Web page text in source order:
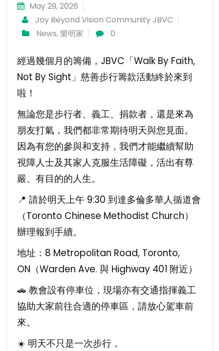
May 29, 2026
Joy Beyond Vision Community JBVC
News,樂明家 0
經過幾個月的籌備，JBVC「Walk By Faith,
Not By Sight」慈善步行籌款活動終於來到
啦！
無論您是步行者、義工、捐款者，還是來為
朋友打氣，我們都非常期待明天與您見面。
因為有您的參與和支持，我們才能繼續幫助
視障人士及其家人克服生活障礙，活出有尊
嚴、有目的的人生。
📍 請於明天上午 9:30 到達多倫多華人循道會
（Toronto Chinese Methodist Church）
辦理報到手續。
地址：8 Metropolitan Road, Toronto,
ON（Warden Ave. 與 Highway 401 附近）
🚗 教會設有停車位，現場亦有交通指揮義工
協助大家前往合適的停車區，請放心駕車前
來。
☀️ 明天不只是一次步行，